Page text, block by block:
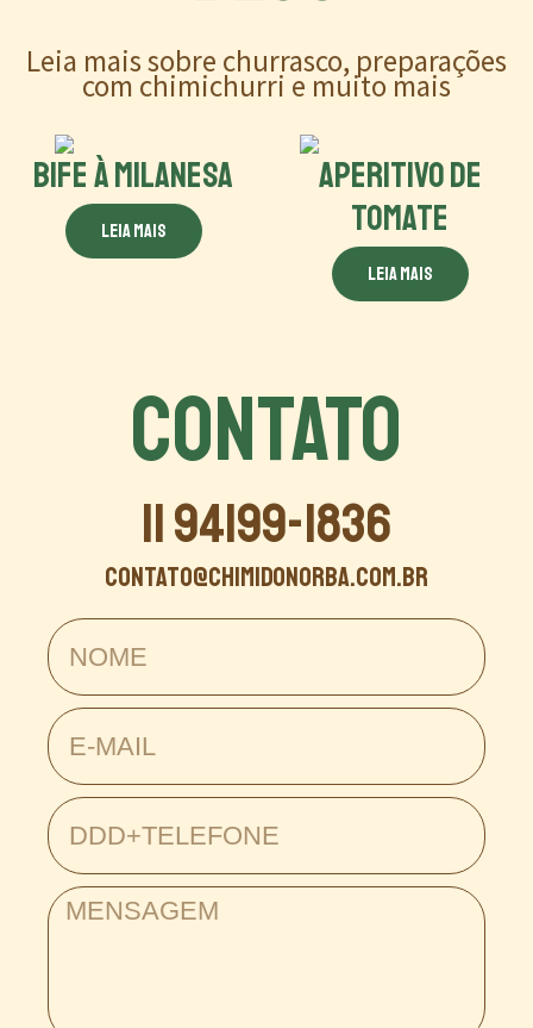
Leia mais sobre churrasco, preparações
com chimichurri e muito mais
BIFE À MILANESA
Leia mais
APERITIVO DE
TOMATE
Leia mais
CONTATO
11 94199-1836
contato@chimidonorba.com.br